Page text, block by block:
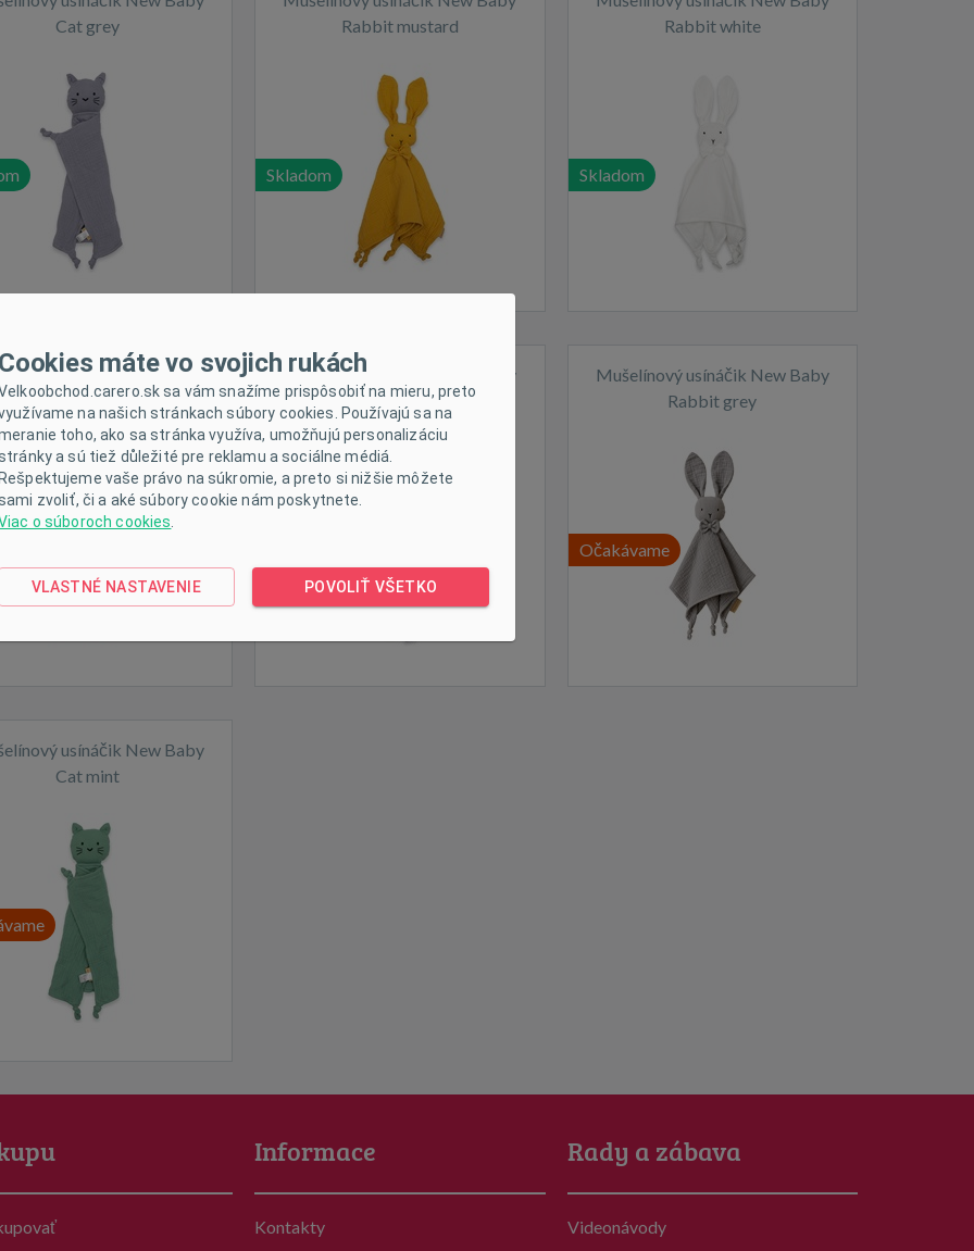
Cat grey
Rabbit mustard
Skladom
Rabbit white
Skladom
usínáčik New Baby
Koala pink
Mušelínový usínáčik New Baby
Koala grey
Mušelínový usínáčik New Baby
Rabbit grey
Očakávame
usínáčik New Baby
Cat mint
Informace
Kontakty
Rady a zábava
Videonávody
Cookies máte vo svojich rukách
sa vám snažíme prispôsobiť na mieru, preto
na našich stránkach súbory cookies. Používajú sa na
toho, ako sa stránka využíva, umožňujú personalizáciu
a sú tiež důležité pre reklamu a sociálne médiá.
Rešpektujeme vaše právo na súkromie, a preto si nižšie môžete
zvoliť, či a aké súbory cookie nám poskytnete.
o súboroch cookies
VLASTNÉ NASTAVENIE POVOLIŤ VŠETKO